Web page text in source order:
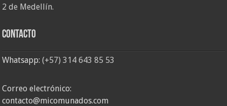
2 de Medellín.
Contacto
Whatsapp:(+57) 314 643 85 53
Correo electrónico:
contacto@micomunados.com